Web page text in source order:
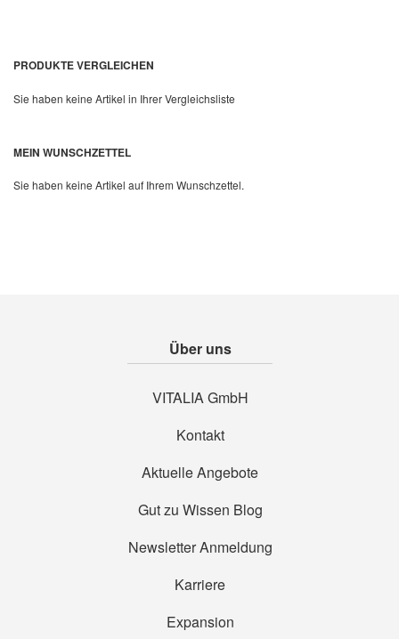
Quickview
PRODUKTE VERGLEICHEN
Sie haben keine Artikel in Ihrer Vergleichsliste
MEIN WUNSCHZETTEL
Sie haben keine Artikel auf Ihrem Wunschzettel.
Über uns
VITALIA GmbH
Kontakt
Aktuelle Angebote
Gut zu Wissen Blog
Newsletter Anmeldung
Karriere
Expansion